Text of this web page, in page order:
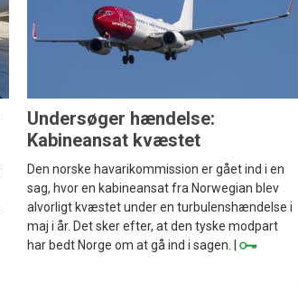
Undersøger hændelse:
Kabineansat kvæstet
Den norske havarikommission er gået ind i en
sag, hvor en kabineansat fra Norwegian blev
alvorligt kvæstet under en turbulenshændelse i
maj i år. Det sker efter, at den tyske modpart
har bedt Norge om at gå ind i sagen. |